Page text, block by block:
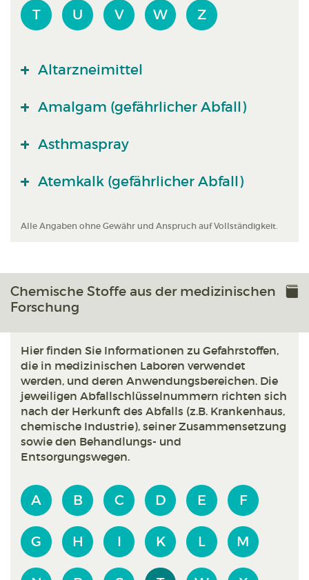
T U V W Z
Altarzneimittel
Amalgam (gefährlicher Abfall)
Asthmaspray
Atemkalk (gefährlicher Abfall)
Alle Angaben ohne Gewähr und Anspruch auf Vollständigkeit.
Chemische Stoffe aus der medizinischen
Forschung
Hier finden Sie Informationen zu Gefahrstoffen,
die in medizinischen Laboren verwendet
werden, und deren Anwendungsbereichen. Die
jeweiligen Abfallschlüsselnummern richten sich
nach der Herkunft des Abfalls (z.B. Krankenhaus,
chemische Industrie), seiner Zusammensetzung
sowie den Behandlungs- und
Entsorgungswegen.
A B C D E F
G H I K L M